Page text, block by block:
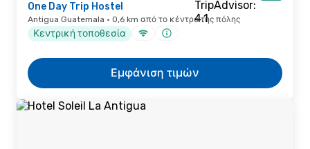
One Day Trip Hostel
Antigua Guatemala · 0,6 km από το κέντρο της πόλης
Κεντρική τοποθεσία
Εμφάνιση τιμών